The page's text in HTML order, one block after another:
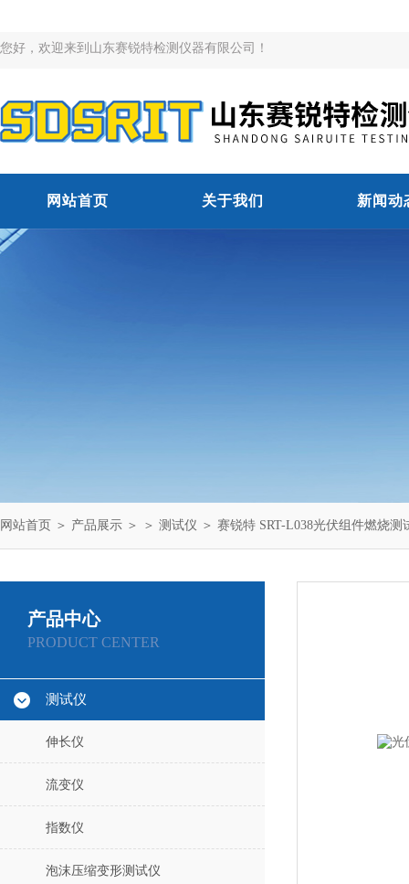
您好，欢迎来到山东赛锐特检测仪器有限公司！
网站首页 关于我们 新闻动
网站首页 ＞ 产品展示 ＞ ＞ 测试仪 ＞ 赛锐特 SRT-L038光伏组件燃烧测
产品中心
PRODUCT CENTER
测试仪
伸长仪
流变仪
指数仪
泡沫压缩变形测试仪